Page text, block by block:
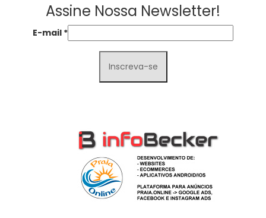
Assine Nossa Newsletter!
E-mail *